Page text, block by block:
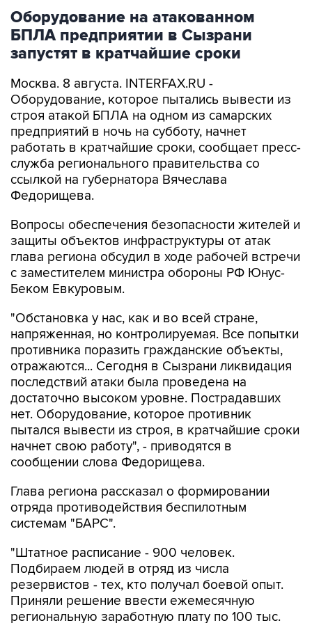
Оборудование на атакованном
БПЛА предприятии в Сызрани
запустят в кратчайшие сроки
Москва. 8 августа. INTERFAX.RU -
Оборудование, которое пытались вывести из
строя атакой БПЛА на одном из самарских
предприятий в ночь на субботу, начнет
работать в кратчайшие сроки, сообщает пресс-
служба регионального правительства со
ссылкой на губернатора Вячеслава
Федорищева.
Вопросы обеспечения безопасности жителей и
защиты объектов инфраструктуры от атак
глава региона обсудил в ходе рабочей встречи
с заместителем министра обороны РФ Юнус-
Беком Евкуровым.
"Обстановка у нас, как и во всей стране,
напряженная, но контролируемая. Все попытки
противника поразить гражданские объекты,
отражаются... Сегодня в Сызрани ликвидация
последствий атаки была проведена на
достаточно высоком уровне. Пострадавших
нет. Оборудование, которое противник
пытался вывести из строя, в кратчайшие сроки
начнет свою работу", - приводятся в
сообщении слова Федорищева.
Глава региона рассказал о формировании
отряда противодействия беспилотным
системам "БАРС".
"Штатное расписание - 900 человек.
Подбираем людей в отряд из числа
резервистов - тех, кто получал боевой опыт.
Приняли решение ввести ежемесячную
региональную заработную плату по 100 тыс.